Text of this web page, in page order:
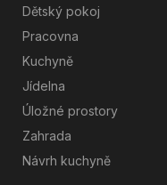
Dětský pokoj
Pracovna
Kuchyně
Jídelna
Úložné prostory
Zahrada
Návrh kuchyně